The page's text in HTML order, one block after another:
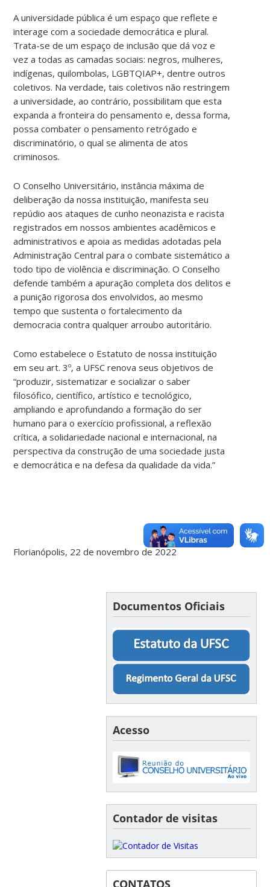
A universidade pública é um espaço que reflete e
interage com a sociedade democrática e plural.
Trata-se de um espaço de inclusão que dá voz e
vez a todas as camadas sociais: negros, mulheres,
indígenas, quilombolas, LGBTQIAP+, dentre outros
coletivos. Na verdade, tais coletivos não restringem
a universidade, ao contrário, possibilitam que esta
expanda a fronteira do pensamento e, dessa forma,
possa combater o pensamento retrógado e
discriminatório, o qual se alimenta de atos
criminosos.
O Conselho Universitário, instância máxima de
deliberação da nossa instituição, manifesta seu
repúdio aos ataques de cunho neonazista e racista
registrados em nossos ambientes acadêmicos e
administrativos e apoia as medidas adotadas pela
Administração Central para o combate sistemático a
todo tipo de violência e discriminação. O Conselho
defende também a apuração completa dos delitos e
a punição rigorosa dos envolvidos, ao mesmo
tempo que sustenta o fortalecimento da
democracia contra qualquer arroubo autoritário.
Como estabelece o Estatuto de nossa instituição
em seu art. 3º, a UFSC renova seus objetivos de
“produzir, sistematizar e socializar o saber
filosófico, científico, artístico e tecnológico,
ampliando e aprofundando a formação do ser
humano para o exercício profissional, a reflexão
crítica, a solidariedade nacional e internacional, na
perspectiva da construção de uma sociedade justa
e democrática e na defesa da qualidade da vida.”
Florianópolis, 22 de novembro de 2022
Documentos Oficiais
Acesso
Contador de visitas